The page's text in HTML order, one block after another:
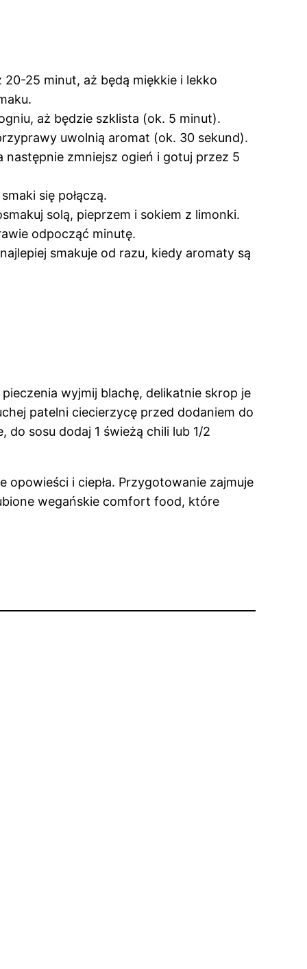
25 minut, aż będą miękkie i lekko
aż będzie szklista (ok. 5 minut).
uwolnią aromat (ok. 30 sekund).
zmniejsz ogień i gotuj przez 5
się połączą.
solą, pieprzem i sokiem z limonki.
odpocząć minutę.
smakuje od razu, kiedy aromaty są
wyjmij blachę, delikatnie skrop je
patelni ciecierzycę przed dodaniem do
sosu dodaj 1 świeżą chili lub 1/2
opowieści i ciepła. Przygotowanie zajmuje
wegańskie comfort food, które